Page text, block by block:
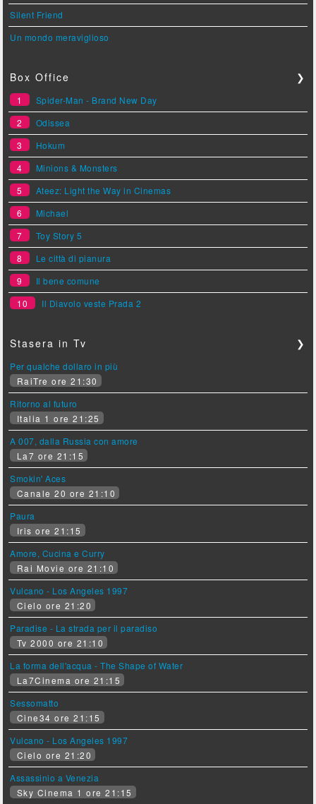
Silent Friend
Un mondo meraviglioso
Box Office ❯
1
Spider-Man - Brand New Day
2
Odissea
3
Hokum
4
Minions & Monsters
5
Ateez: Light the Way in Cinemas
6
Michael
7
Toy Story 5
8
Le città di pianura
9
Il bene comune
10
Il Diavolo veste Prada 2
Stasera in Tv ❯
Per qualche dollaro in più
RaiTre ore 21:30
Ritorno al futuro
Italia 1 ore 21:25
A 007, dalla Russia con amore
La7 ore 21:15
Smokin' Aces
Canale 20 ore 21:10
Paura
Iris ore 21:15
Amore, Cucina e Curry
Rai Movie ore 21:10
Vulcano - Los Angeles 1997
Cielo ore 21:20
Paradise - La strada per il paradiso
Tv 2000 ore 21:10
La forma dell'acqua - The Shape of Water
La7Cinema ore 21:15
Sessomatto
Cine34 ore 21:15
Vulcano - Los Angeles 1997
Cielo ore 21:20
Assassinio a Venezia
Sky Cinema 1 ore 21:15